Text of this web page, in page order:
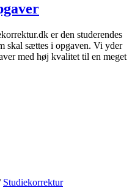
er den studerendes
skal sættes i opgaven. Vi yder
med høj kvalitet til en meget
Studiekorrektur